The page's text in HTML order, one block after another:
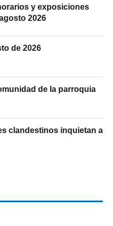
y exposiciones
2026
de 2026
de la parroquia
clandestinos inquietan a